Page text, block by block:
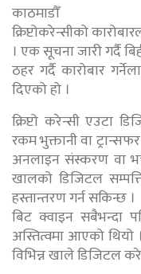
काठमाडौँ
क्रिप्टोकरेन्सीको
। एक सूचना जारी गर्दै
ठहर गर्दै कारोबार
दिएको हो ।
क्रिप्टो करेन्सी एउटा
रकम भुक्तानी वा
अनलाइन संस्करण वा
खालको डिजिटल
हस्तान्तरण गर्न सकिन्छ ।
बिट क्वाइन सबैभन्दा
अस्तित्वमा आएको
विभिन्न खाले डिजिटल